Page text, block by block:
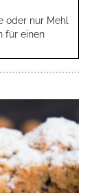
oder nur Mehl
für einen